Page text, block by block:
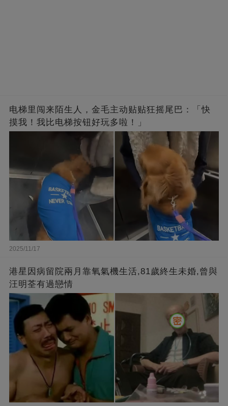
电梯里闯来陌生人，金毛主动贴贴狂摇尾巴：「快
摸我！我比电梯按钮好玩多啦！」
2025/11/17
港星因病留院兩月靠氧氣機生活,81歲終生未婚,曾與
汪明荃有過戀情